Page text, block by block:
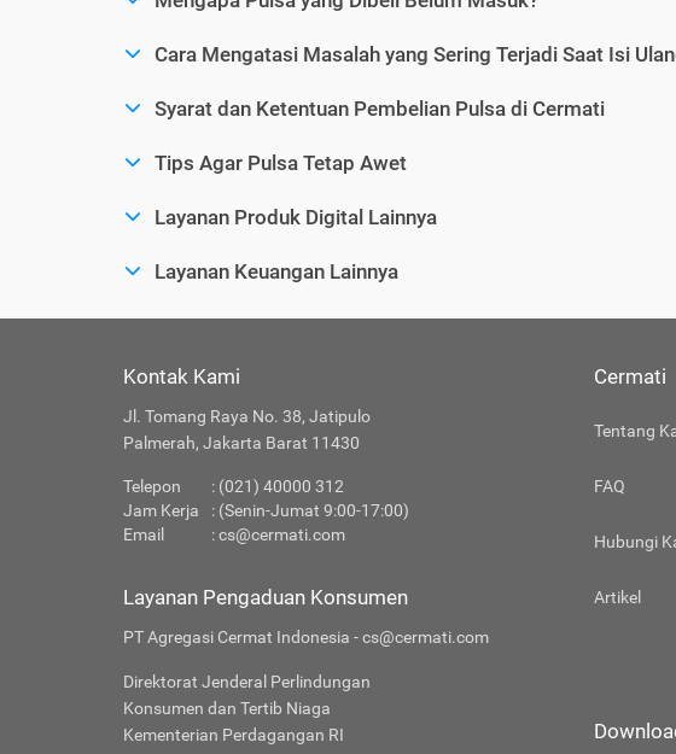
Cara Mengatasi Masalah yang Sering Terjadi Saat Isi
Syarat dan Ketentuan Pembelian Pulsa di Cermati
Tips Agar Pulsa Tetap Awet
Layanan Produk Digital Lainnya
Layanan Keuangan Lainnya
Kontak Kami
Jl. Tomang Raya No. 38, Jatipulo
Palmerah, Jakarta Barat 11430
Telepon
: (021) 40000 312
Jam Kerja
: (Senin-Jumat 9:00-17:00)
Email
:cs@cermati.com
Layanan Pengaduan Konsumen
PT Agregasi Cermat Indonesia - cs@cermati.com
Direktorat Jenderal Perlindungan
Konsumen dan Tertib Niaga
Kementerian Perdagangan RI
Cermati
Tentang
FAQ
Hubungi
Artikel